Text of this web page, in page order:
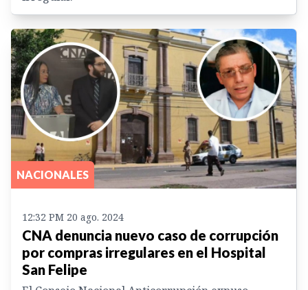
NACIONALES
12:32 PM 20 ago. 2024
CNA denuncia nuevo caso de corrupción
por compras irregulares en el Hospital
San Felipe